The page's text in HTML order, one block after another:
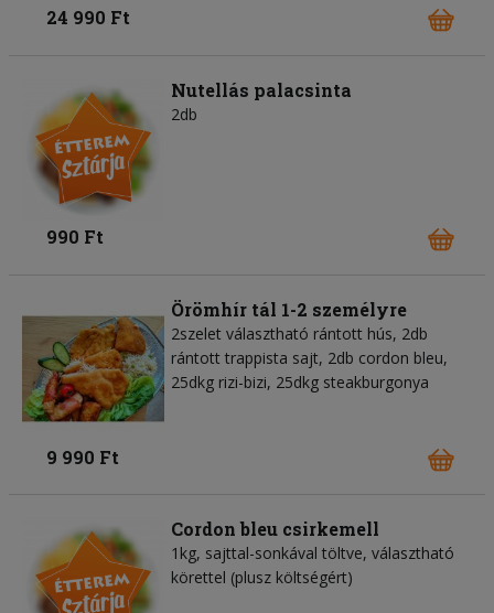
24 990 Ft
Nutellás palacsinta
2db
990 Ft
Örömhír tál 1-2 személyre
2szelet választható rántott hús, 2db
rántott trappista sajt, 2db cordon bleu,
25dkg rizi-bizi, 25dkg steakburgonya
9 990 Ft
Cordon bleu csirkemell
1kg, sajttal-sonkával töltve, választható
körettel (plusz költségért)